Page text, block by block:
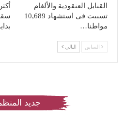
القنابل العنقودية والألغام
تسببت في استشهاد 10,689
مواطنا…
السابق التالي
جديد